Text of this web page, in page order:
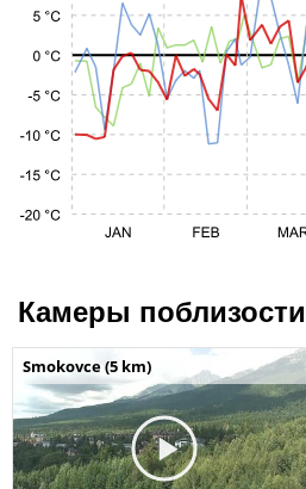
Камеры поблизости
Smokovce (5 km)